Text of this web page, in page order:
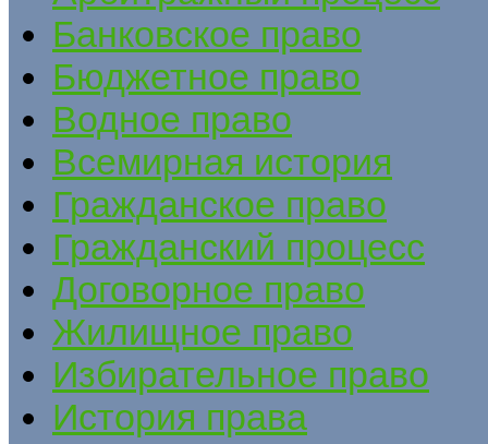
Банковское право
Бюджетное право
Водное право
Всемирная история
Гражданское право
Гражданский процесс
Договорное право
Жилищное право
Избирательное право
История права